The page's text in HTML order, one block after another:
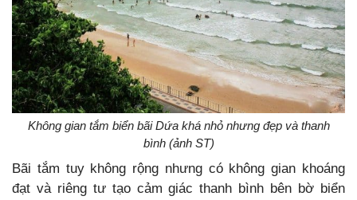
Không gian tắm biển bãi Dứa khá nhỏ nhưng đẹp và thanh
bình (ảnh ST)
Bãi tắm tuy không rộng nhưng có không gian khoáng
đạt và riêng tư tạo cảm giác thanh bình bên bờ biển